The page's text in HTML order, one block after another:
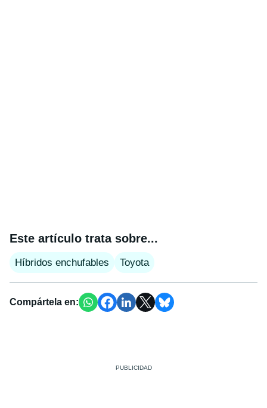
Este artículo trata sobre...
Híbridos enchufables Toyota
Compártela en: